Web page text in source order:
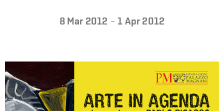
PRESS
8 Mar 2012 -1 Apr 2012